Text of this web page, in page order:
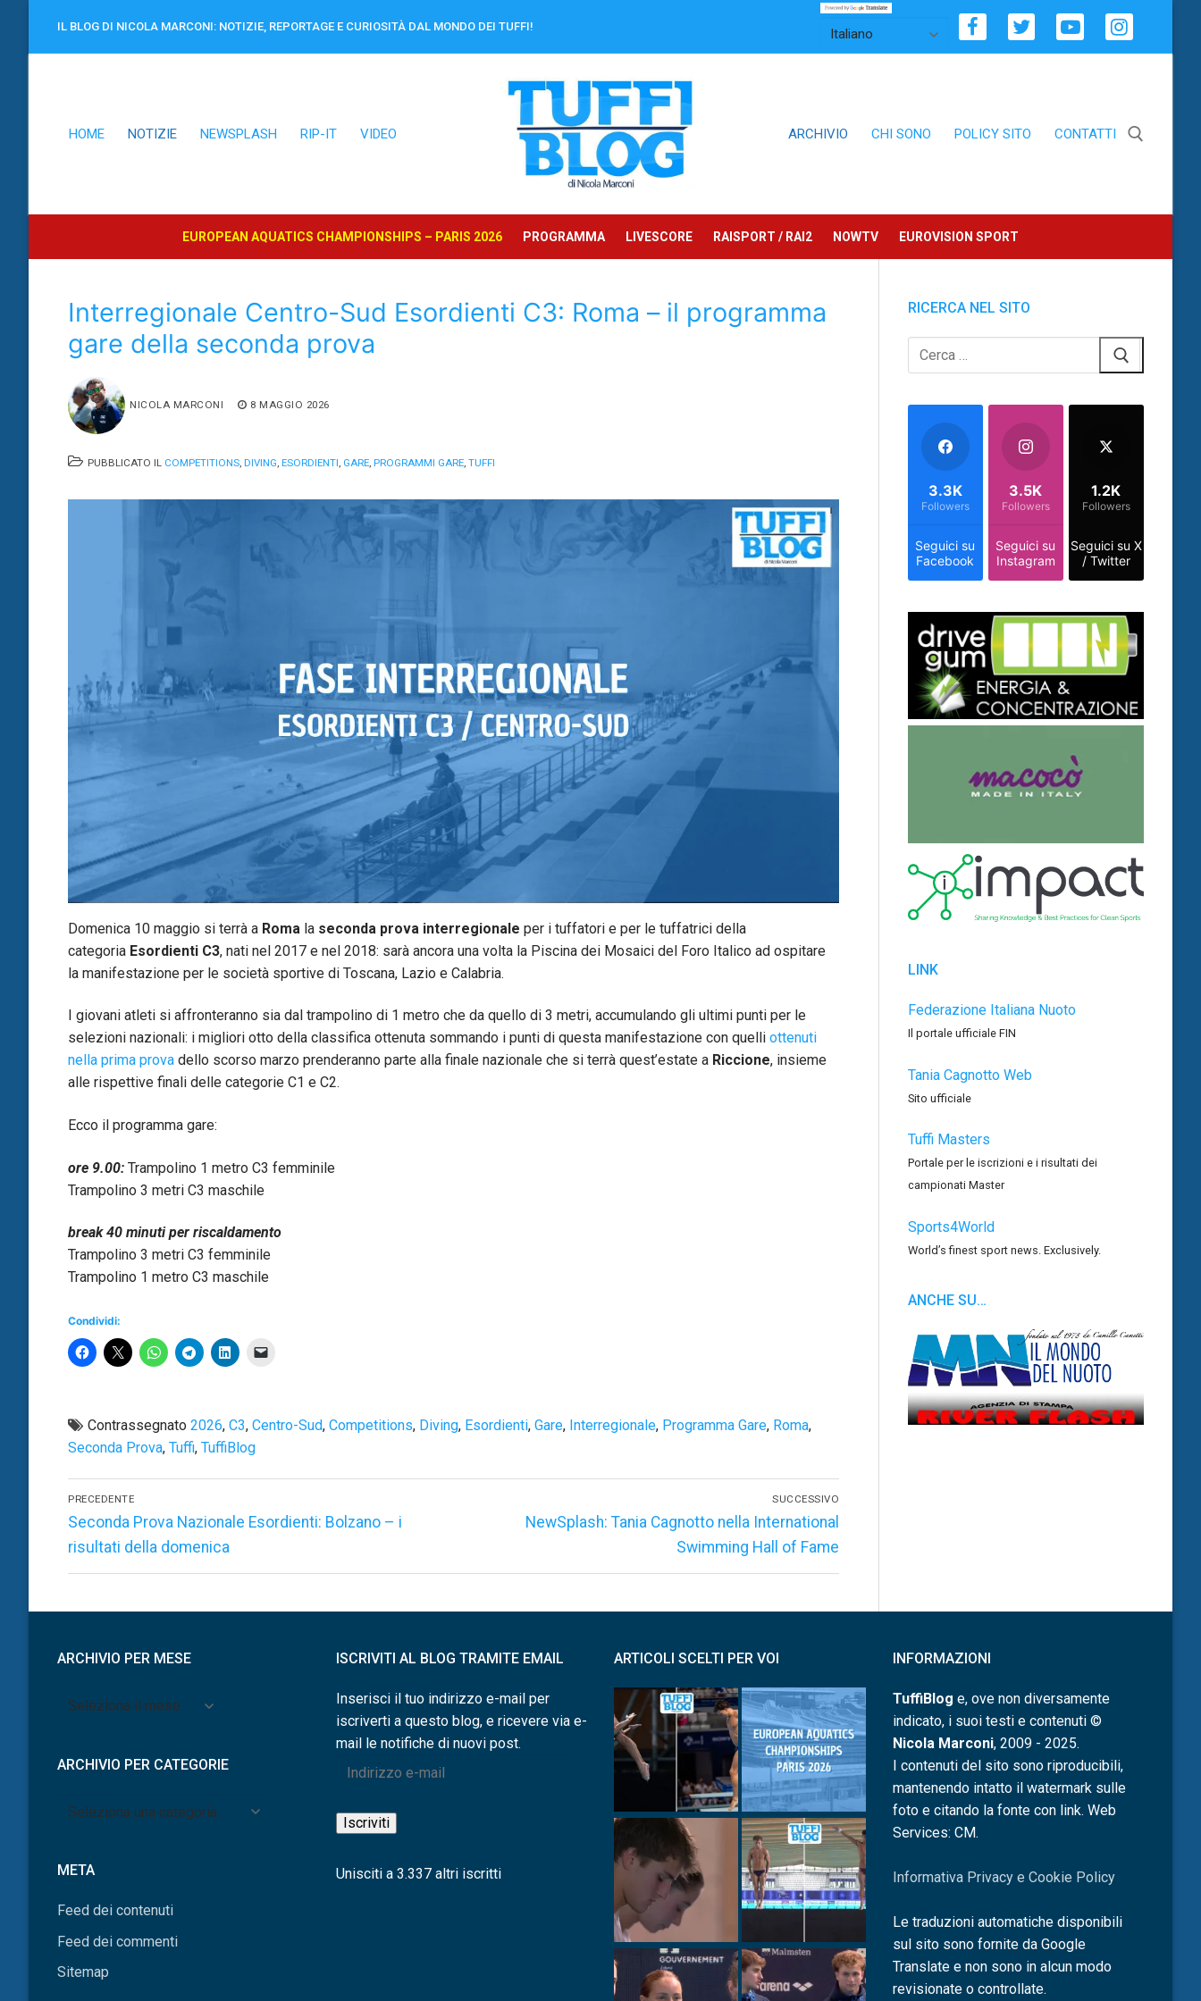
contenuto
IL BLOG DI NICOLA MARCONI: NOTIZIE, REPORTAGE E CURIOSITÀ DAL MONDO DEI TUFFI!
HOME NOTIZIE NEWSPLASH RIP-IT VIDEO ARCHIVIO CHI SONO POLICY SITO CONTATTI
EUROPEAN AQUATICS CHAMPIONSHIPS – PARIS 2026 PROGRAMMA LIVESCORE RAISPORT / RAI2 NOWTV EUROVISION SPORT
Interregionale Centro-Sud Esordienti C3: Roma – il programma
gare della seconda prova
NICOLA MARCONI 8 MAGGIO 2026
PUBBLICATO IL COMPETITIONS DIVING ESORDIENTI GARE PROGRAMMI GARE TUFFI
Domenica 10 maggio si terrà a Roma la seconda prova interregionale per i tuffatori e per le tuffatrici della
categoria Esordienti C3, nati nel 2017 e nel 2018: sarà ancora una volta la Piscina dei Mosaici del Foro Italico ad ospitare
la manifestazione per le società sportive di Toscana, Lazio e Calabria.
I giovani atleti si affronteranno sia dal trampolino di 1 metro che da quello di 3 metri, accumulando gli ultimi punti per le
selezioni nazionali: i migliori otto della classifica ottenuta sommando i punti di questa manifestazione con quelli ottenuti
nella prima prova dello scorso marzo prenderanno parte alla finale nazionale che si terrà quest’estate a Riccione, insieme
alle rispettive finali delle categorie C1 e C2.
Ecco il programma gare:
ore 9.00: Trampolino 1 metro C3 femminile
Trampolino 3 metri C3 maschile
break 40 minuti per riscaldamento
Trampolino 3 metri C3 femminile
Trampolino 1 metro C3 maschile
Condividi:
Contrassegnato 2026, C3, Centro-Sud, Competitions, Diving, Esordienti, Gare, Interregionale, Programma Gare, Roma,
Seconda Prova, Tuffi, TuffiBlog
Navigazione
articoli
PRECEDENTE
Articolo
precedente:
Seconda Prova Nazionale Esordienti: Bolzano – i
risultati della domenica
SUCCESSIVO
Articolo
NewSplash: Tania Cagnotto nella International
Swimming Hall of Fame
RICERCA NEL SITO
Cerca:
Seguici su
Facebook
3.3K
Followers
Seguici su
Instagram
3.5K
Followers
Seguici su X
/ Twitter
1.2K
Followers
LINK
Federazione Italiana Nuoto
Il portale ufficiale FIN
Tania Cagnotto Web
Sito ufficiale
Tuffi Masters
Portale per le iscrizioni e i risultati dei
campionati Master
Sports4World
World’s finest sport news. Exclusively.
ANCHE SU…
ARCHIVIO PER MESE
Archivio
ARCHIVIO PER CATEGORIE
Archivio
META
Feed dei contenuti
Feed dei commenti
Sitemap
ISCRIVITI AL BLOG TRAMITE EMAIL
Inserisci il tuo indirizzo e-mail per
iscriverti a questo blog, e ricevere via e-
mail le notifiche di nuovi post.
Indirizzo
mail
Iscriviti
Unisciti a 3.337 altri iscritti
ARTICOLI SCELTI PER VOI INFORMAZIONI
TuffiBlog e, ove non diversamente
indicato, i suoi testi e contenuti ©
Nicola Marconi, 2009 - 2025.
I contenuti del sito sono riproducibili,
mantenendo intatto il watermark sulle
foto e citando la fonte con link. Web
Services: CM.
Informativa Privacy e Cookie Policy
Le traduzioni automatiche disponibili
sul sito sono fornite da Google
Translate e non sono in alcun modo
revisionate o controllate.